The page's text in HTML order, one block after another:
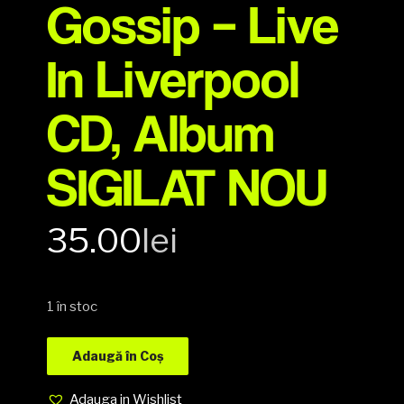
Gossip – Live
In Liverpool
CD, Album
SIGILAT NOU
35.00lei
1 în stoc
Adaugă în Coș
Adauga in Wishlist